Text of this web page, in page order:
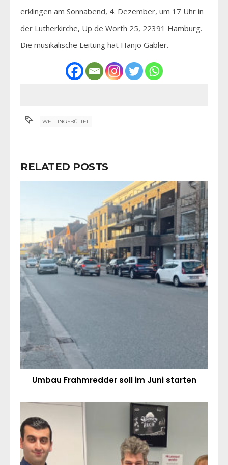
erklingen am Sonnabend, 4. Dezember, um 17 Uhr in
der Lutherkirche, Up de Worth 25, 22391 Hamburg.
Die musikalische Leitung hat Hanjo Gäbler.
WELLINGSBÜTTEL
RELATED POSTS
Umbau Frahmredder soll im Juni starten